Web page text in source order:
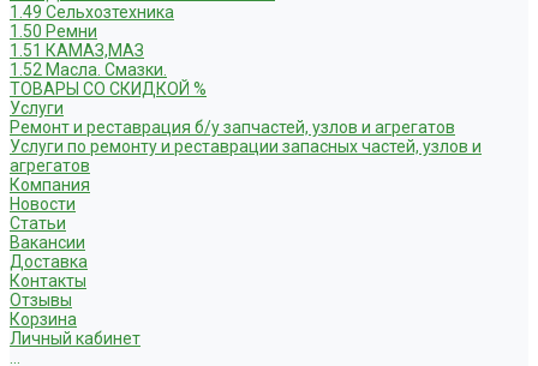
1.49 Сельхозтехника
1.50 Ремни
1.51 КАМАЗ,МАЗ
1.52 Масла. Смазки.
ТОВАРЫ СО СКИДКОЙ %
Услуги
Ремонт и реставрация б/у запчастей, узлов и агрегатов
Услуги по ремонту и реставрации запасных частей, узлов и
агрегатов
Компания
Новости
Статьи
Вакансии
Доставка
Контакты
Отзывы
Корзина
Личный кабинет